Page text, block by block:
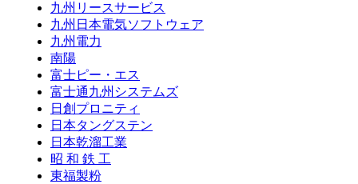
九州リースサービス
九州日本電気ソフトウェア
九州電力
南陽
富士ピー・エス
富士通九州システムズ
日創プロニティ
日本タングステン
日本乾溜工業
昭 和 鉄 工
東福製粉